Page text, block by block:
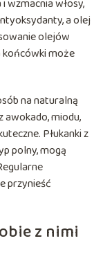
wzmacnia włosy,
a olej
olejów
końcówki może
na naturalną
awokado, miodu,
Płukanki z
polny, mogą
przynieść
z nimi